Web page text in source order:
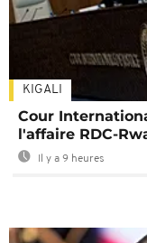
KIGALI
Cour
l'affaire RDC-
Il y a 9 heures